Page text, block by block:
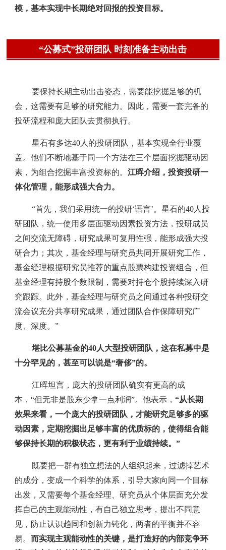
模，基本实现中长期绝对回报的投资目标。
“公募式”投研团队 时刻准备主动出击
要保持长期主动出击姿态，需要能挖掘足够的机
会，这需要有足够的研究能力。因此，需要一套完备的
投研流程和庞大团队去贯彻执行。
星石有多达40人的投研团队，基本实现全行业覆
盖。他们不断地基于同一个方法在三个层面挖掘驱动因
素，为组合挖掘丰富投资标的。江晖介绍，投资投研一
体化管理，能形成强大合力。
“首先，我们采用统一的投研‘语言’。星石的40人投
研团队，统一使用多层面驱动因素投资方法，投研成员
之间交流无障碍，研究成果可复用性强，能形成强大投
研合力；其次，基金经理与研究员共同开展研究工作，
基金经理根据研究员推荐的重点股票构建投资组合，但
基金经理有持股个数限制，需要对持仓个股持续深入研
究跟踪。此外，基金经理与研究员之间通过各种投研交
流会议充分共享研究成果，通过团队合作保障研究广
度、深度。”
堪比公募基金的40人大型投研团队，这在私募中是
十分罕见的，甚至可以说是“奢侈”的。
江晖坦言，庞大的投研团队确实有更高的成
本，“但无非是股东少拿一点利润”。他表示，“从长期
效果来看，一个庞大的投研团队，才能研究足够多的驱
动因素，定期挖掘出足够丰富的优质标的，使得组合能
够保持长期的积极状态，更有利于业绩持续。”
既要把一群有独立想法的人组织起来，过滤掉艺术
的成分，变成一个科学的体系，引导大家向同一个目标
出发，又需要每个基金经理、研究员从个体层面充分发
挥自己的主观能动性，有自己独立思考，提出不同意
见，防止认识趋同和创新力钝化，两者的平衡并不容
易。而实现主观能动性的关键，是打造好的内部竞争环